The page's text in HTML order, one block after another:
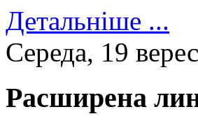
Детальніше ...
Середа, 19
Расширена